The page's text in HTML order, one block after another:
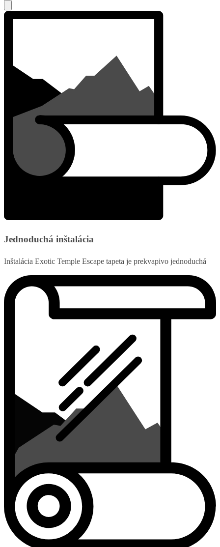
Jednoduchá inštalácia
Inštalácia Exotic Temple Escape tapeta je prekvapivo jednoduchá